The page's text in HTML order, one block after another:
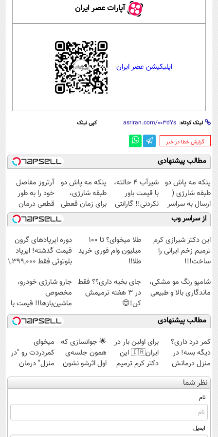
آپارات عصر ایران
اپلیکیشن عصر ایران
لینک کوتاه: کپی لینک
‌گزارش خطا در خبر
مطالب پیشنهادی
پنکه مه پاش دو
طبقه شارژی (
ارسال به سراسر
کشور)
شیر‌آب ۴ حالته،
با قیمت باور
نکردنی!! گارانتی
تعویض و
برگشت
پنکه مه پاش دو
طبقه شارژی،
برای زمان قعطی
برق!!
آرتروز مفاصل
خود را به طور
قطعی درمان
کنید!
◗پرسش‌نامه◖
از سراسر وب
این دکتر شیرازی کرم
ترمیم زخم ایرانی را
ساخت!!!
طلا میخوای؟ تا 100
میلیون وام فوری خرید
طلا‼️
دوره ایرپاد‌های گرون
قیمت گذشته! ایرپاد
بلوتوثی فقط 1,399,000
شامپو رنگ مو مشکی،
ماندگاری بالا و طبیعی
جای بخیه داری؟؟ فقط
در 3 هفته ترمیمش
کن!😍
جارو شارژی خودرو،
مخصوص
ماشین‌باز‌ها!! قیمت با
تخفیف: فقط
1,499,000
مطالب پیشنهادی
کمر درد داری؟
دیگه بسه! در
منزل درمانش
کن
(◀پرسش‌نامه)
برای اولین بار در
ایران🇮🇷 این
دکتر کرم ترمیم
کننده 23 روزه
ساخت!
🌟 جوانسازی که
همون جلسه‌ی
اول اثرشو نشون
می‌ده، ۲۴ ماه
می‌مونه
میخوای
کمردردت رو "در
منزل" درمان
کنی؟ (◂فیلم +
◂پرسش‌نامه)
نظر شما
نام
ایمیل